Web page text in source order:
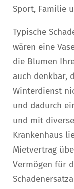
Sport, Familie
Typische
wären eine
die Blumen
auch denkbar,
Winterdienst
und dadurch
und mit
Krankenhaus
Mietvertrag
Vermögen für